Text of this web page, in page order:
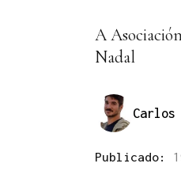
A
Nadal
Carlos
Publicado: